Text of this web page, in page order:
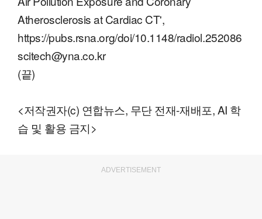
Atherosclerosis at Cardiac CT',
https://pubs.rsna.org/doi/10.1148/radiol.252086
scitech@yna.co.kr
(끝)
<저작권자(c) 연합뉴스, 무단 전재-재배포, AI 학
습 및 활용 금지>
ADVERTISEMENT